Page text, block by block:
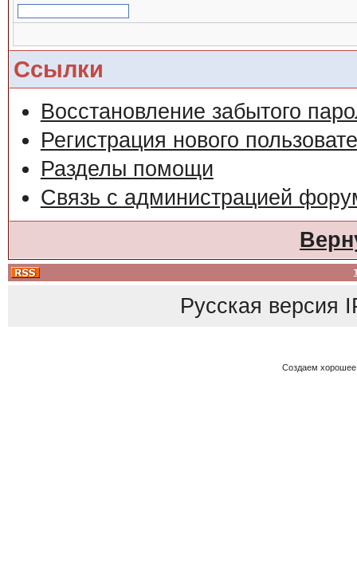
Ссылки
Восстановление забытого
Регистрация нового
Разделы помощи
Связь с администрацией
Русская версия
Создаем